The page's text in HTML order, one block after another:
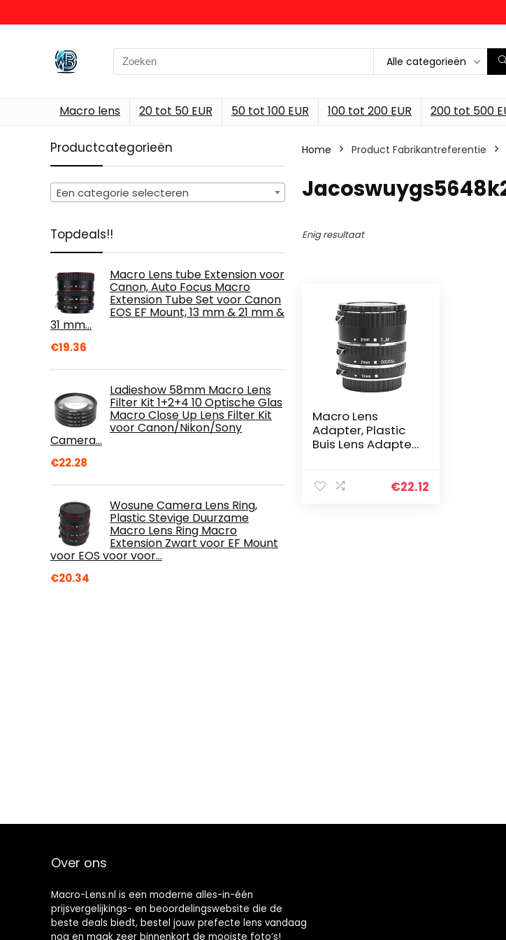
Search
for:
Alle categorieën
Macro lens 20 tot 50 EUR 50 tot 100 EUR 100 tot 200 EUR 200 tot 500
Productcategorieën
Een categorie selecteren
Topdeals!!
Macro Lens tube Extension voor
Canon, Auto Focus Macro
Extension Tube Set voor Canon
EOS EF Mount, 13 mm & 21 mm &
31 mm…
€19.36
Ladieshow 58mm Macro Lens
Filter Kit 1+2+4 10 Optische Glas
Macro Close Up Lens Filter Kit
voor Canon/Nikon/Sony
Camera…
€22.28
Wosune Camera Lens Ring,
Plastic Stevige Duurzame
Macro Lens Ring Macro
Extension Zwart voor EF Mount
voor EOS voor voor…
€20.34
Home Product Fabrikantreferentie
Enig resultaat
Macro Lens
Adapter, Plastic
Buis Lens Adapter
DSLR voor EF-S€22.12
Over ons
Macro-Lens.nl is een moderne alles-in-één
prijsvergelijkings- en beoordelingswebsite die de
beste deals biedt, bestel jouw prefecte lens vandaag
nog en maak zeer binnenkort de mooiste foto’s!